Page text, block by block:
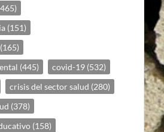
(151)
(165)
(445) covid-19 (532)
crisis del sector salud (280)
(378)
(158)